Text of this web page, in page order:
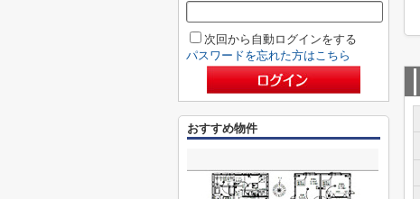
次回から自動ログインをする
パスワードを忘れた方はこちら
おすすめ物件